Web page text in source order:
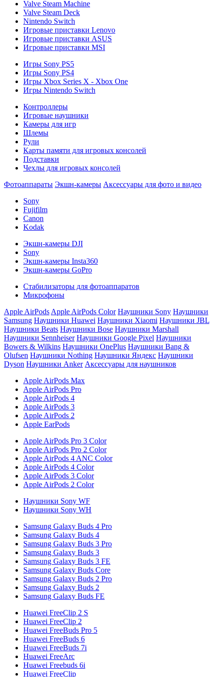
Valve Steam Machine
Valve Steam Deck
Nintendo Switch
Игровые приставки Lenovo
Игровые приставки ASUS
Игровые приставки MSI
Игры Sony PS5
Игры Sony PS4
Игры Xbox Series X - Xbox One
Игры Nintendo Switch
Контроллеры
Игровые наушники
Камеры для игр
Шлемы
Рули
Карты памяти для игровых консолей
Подставки
Чехлы для игровых консолей
Фотоаппараты Экшн-камеры Аксессуары для фото и видео
Sony
Fujifilm
Canon
Kodak
Экшн-камеры DJI
Sony
Экшн-камеры Insta360
Экшн-камеры GoPro
Стабилизаторы для фотоаппаратов
Микрофоны
Apple AirPods Apple AirPods Color Наушники Sony Наушники
Samsung Наушники Huawei Наушники Xiaomi Наушники JBL
Наушники Beats Наушники Bose Наушники Marshall
Наушники Sennheiser Наушники Google Pixel Наушники
Bowers & Wilkins Наушники OnePlus Наушники Bang &
Olufsen Наушники Nothing Наушники Яндекс Наушники
Dyson Наушники Anker Аксессуары для наушников
Apple AirPods Max
Apple AirPods Pro
Apple AirPods 4
Apple AirPods 3
Apple AirPods 2
Apple EarPods
Apple AirPods Pro 3 Color
Apple AirPods Pro 2 Color
Apple AirPods 4 ANC Color
Apple AirPods 4 Color
Apple AirPods 3 Color
Apple AirPods 2 Color
Наушники Sony WF
Наушники Sony WH
Samsung Galaxy Buds 4 Pro
Samsung Galaxy Buds 4
Samsung Galaxy Buds 3 Pro
Samsung Galaxy Buds 3
Samsung Galaxy Buds 3 FE
Samsung Galaxy Buds Core
Samsung Galaxy Buds 2 Pro
Samsung Galaxy Buds 2
Samsung Galaxy Buds FE
Huawei FreeClip 2 S
Huawei FreeClip 2
Huawei FreeBuds Pro 5
Huawei FreeBuds 6
Huawei FreeBuds 7i
Huawei FreeArc
Huawei Freebuds 6i
Huawei FreeClip